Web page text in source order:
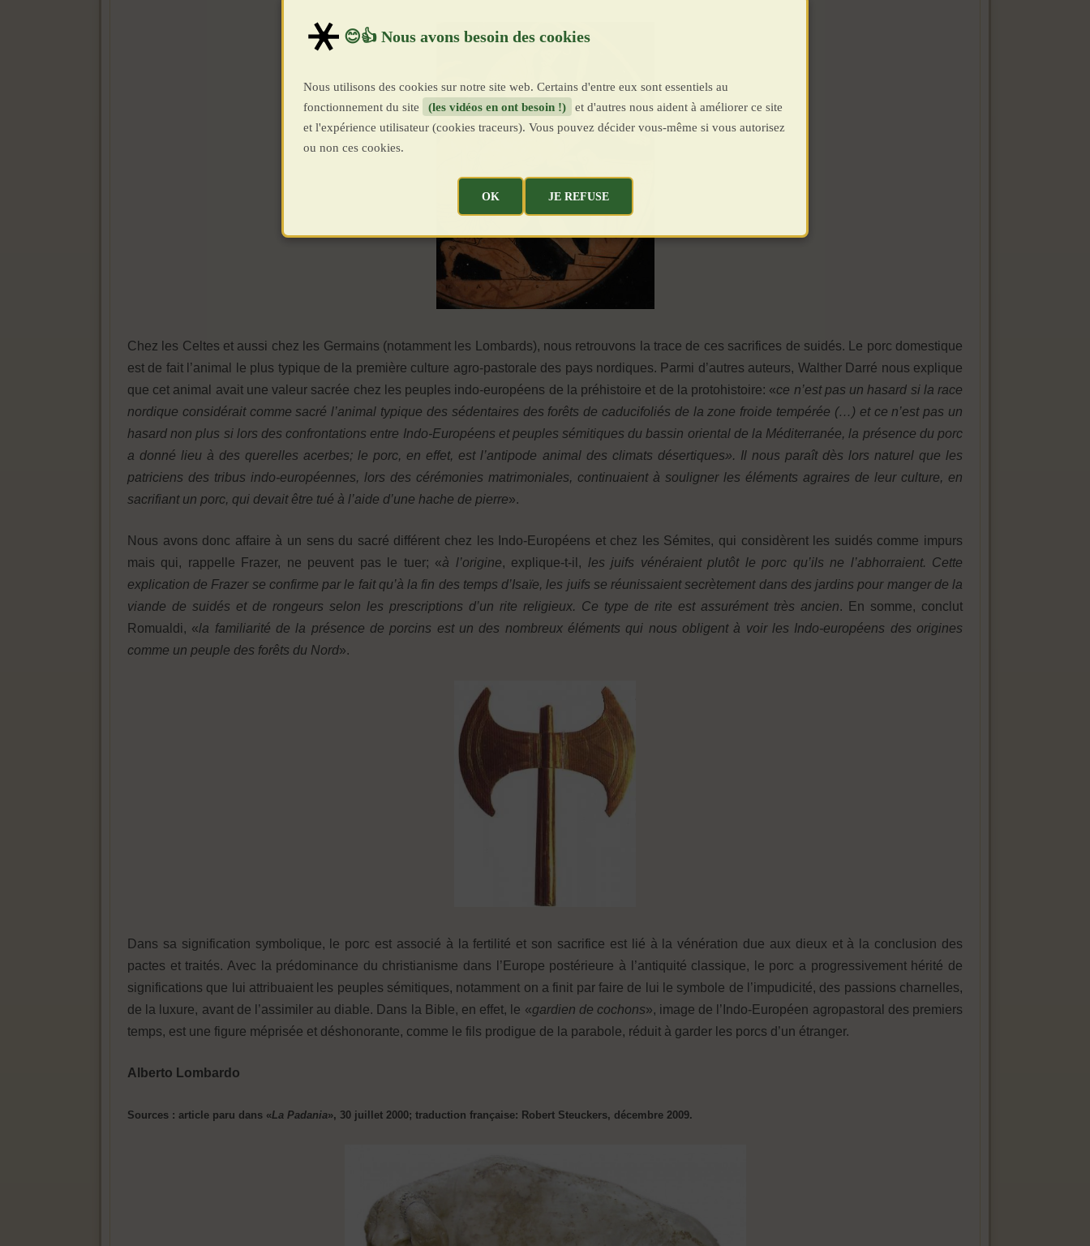
Chez les Celtes et aussi chez les Germains (notamment les Lombards), nous retrouvons la trace de ces sacrifices de suidés. Le porc domestique
est de fait l’animal le plus typique de la première culture agro-pastorale des pays nordiques. Parmi d’autres auteurs, Walther Darré nous explique
que cet animal avait une valeur sacrée chez les peuples indo-européens de la préhistoire et de la protohistoire: «ce n’est pas un hasard si la race
nordique considérait comme sacré l’animal typique des sédentaires des forêts de caducifoliés de la zone froide tempérée (…) et ce n’est pas un
hasard non plus si lors des confrontations entre Indo-Européens et peuples sémitiques du bassin oriental de la Méditerranée, la présence du porc
a donné lieu à des querelles acerbes; le porc, en effet, est l’antipode animal des climats désertiques». Il nous paraît dès lors naturel que les
patriciens des tribus indo-européennes, lors des cérémonies matrimoniales, continuaient à souligner les éléments agraires de leur culture, en
sacrifiant un porc, qui devait être tué à l’aide d’une hache de pierre».
Nous avons donc affaire à un sens du sacré différent chez les Indo-Européens et chez les Sémites, qui considèrent les suidés comme impurs
mais qui, rappelle Frazer, ne peuvent pas le tuer; «à l’origine, explique-t-il, les juifs vénéraient plutôt le porc qu’ils ne l’abhorraient. Cette
explication de Frazer se confirme par le fait qu’à la fin des temps d’Isaïe, les juifs se réunissaient secrètement dans des jardins pour manger de la
viande de suidés et de rongeurs selon les prescriptions d’un rite religieux. Ce type de rite est assurément très ancien. En somme, conclut
Romualdi, «la familiarité de la présence de porcins est un des nombreux éléments qui nous obligent à voir les Indo-européens des origines
comme un peuple des forêts du Nord».
Dans sa signification symbolique, le porc est associé à la fertilité et son sacrifice est lié à la vénération due aux dieux et à la conclusion des
pactes et traités. Avec la prédominance du christianisme dans l’Europe postérieure à l’antiquité classique, le porc a progressivement hérité de
significations que lui attribuaient les peuples sémitiques, notamment on a finit par faire de lui le symbole de l’impudicité, des passions charnelles,
de la luxure, avant de l’assimiler au diable. Dans la Bible, en effet, le «gardien de cochons», image de l’Indo-Européen agropastoral des premiers
temps, est une figure méprisée et déshonorante, comme le fils prodigue de la parabole, réduit à garder les porcs d’un étranger.
Alberto Lombardo
Sources : article paru dans «La Padania», 30 juillet 2000; traduction française: Robert Steuckers, décembre 2009.
Nous utilisons des cookies sur notre site web. Certains d'entre eux sont essentiels au
fonctionnement du site
(les vidéos en ont besoin !)
et d'autres nous aident à améliorer ce site
et l'expérience utilisateur (cookies traceurs). Vous pouvez décider vous-même si vous autorisez
ou non ces cookies.
OK JE REFUSE